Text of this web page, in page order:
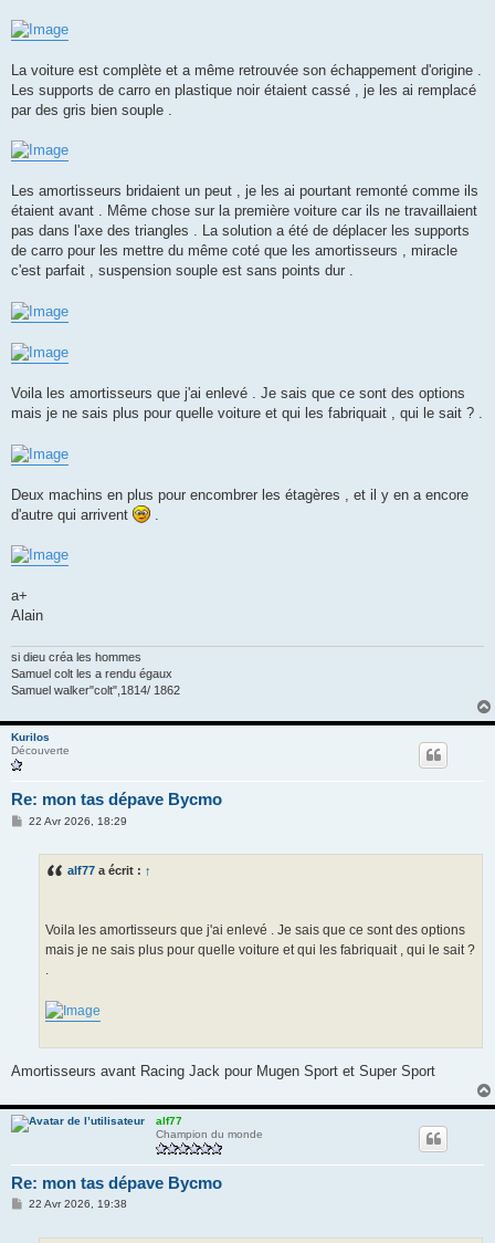
La voiture est complète et a même retrouvée son échappement d'origine .
Les supports de carro en plastique noir étaient cassé , je les ai remplacé
par des gris bien souple .
Les amortisseurs bridaient un peut , je les ai pourtant remonté comme ils
étaient avant . Même chose sur la première voiture car ils ne travaillaient
pas dans l'axe des triangles . La solution a été de déplacer les supports
de carro pour les mettre du même coté que les amortisseurs , miracle
c'est parfait , suspension souple est sans points dur .
Voila les amortisseurs que j'ai enlevé . Je sais que ce sont des options
mais je ne sais plus pour quelle voiture et qui les fabriquait , qui le sait ? .
Deux machins en plus pour encombrer les étagères , et il y en a encore
d'autre qui arrivent
a+
Alain
si dieu créa les hommes
Samuel colt les a rendu égaux
Samuel walker"colt",1814/ 1862
Kurilos
Découverte
Re: mon tas dépave Bycmo
M22 Avr 2026, 18:29
alf77 a écrit : ↑
Voila les amortisseurs que j'ai enlevé . Je sais que ce sont des options
mais je ne sais plus pour quelle voiture et qui les fabriquait , qui le sait ?
.
Amortisseurs avant Racing Jack pour Mugen Sport et Super Sport
alf77
Champion du monde
Re: mon tas dépave Bycmo
M22 Avr 2026, 19:38